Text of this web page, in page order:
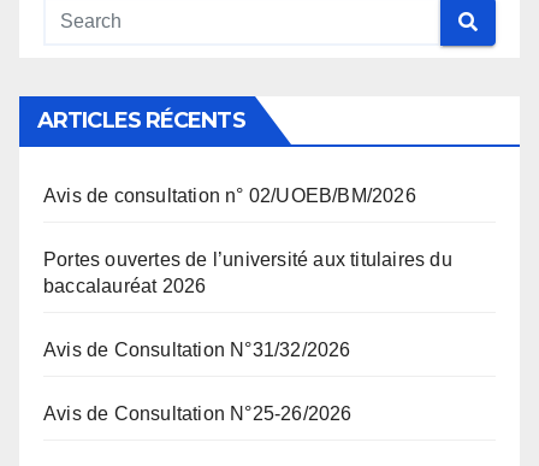
ARTICLES RÉCENTS
Avis de consultation n° 02/UOEB/BM/2026
Portes ouvertes de l’université aux titulaires du
baccalauréat 2026
Avis de Consultation N°31/32/2026
Avis de Consultation N°25-26/2026